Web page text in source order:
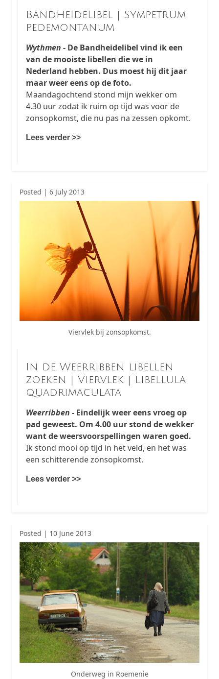
Bandheidelibel | Sympetrum
pedemontanum
Wythmen - De Bandheidelibel vind ik een
van de mooiste libellen die we in
Nederland hebben. Dus moest hij dit jaar
maar weer eens op de foto.
Maandagochtend stond mijn wekker om
4.30 uur zodat ik ruim op tijd was voor de
zonsopkomst, die nu pas na zessen opkomt.
Lees verder >>
Posted | 6 July 2013
Viervlek bij zonsopkomst.
In de Weerribben libellen
zoeken | Viervlek | Libellula
quadrimaculata
Weerribben - Eindelijk weer eens vroeg op
pad geweest. Om 4.00 uur stond de wekker
want de weersvoorspellingen waren goed.
Ik stond mooi op tijd in het veld, en het was
een schitterende zonsopkomst.
Lees verder >>
Posted | 10 June 2013
Onderweg in Roemenie